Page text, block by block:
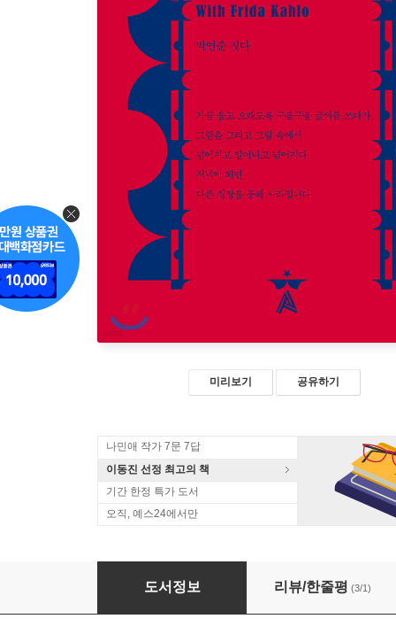
미리보기 공유하기
나민애 작가 7문 7답
이동진 선정 최고의 책
기간 한정 특가 도서
오직, 예스24에서만
밤은 길고, 괴롭습니다
도서정보 리뷰/한줄평 (3/1)